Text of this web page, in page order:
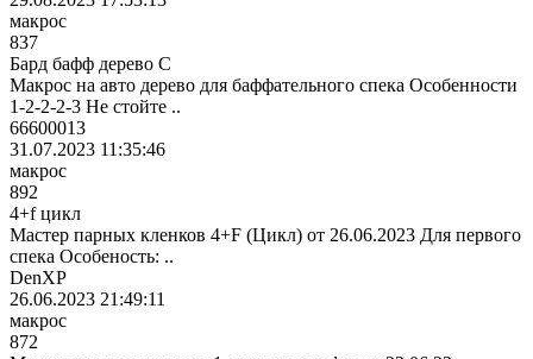
макрос
837
Бард бафф дерево С
Макрос на авто дерево для баффательного спека Особенности
1-2-2-2-3 Не стойте ..
66600013
31.07.2023 11:35:46
макрос
892
4+f цикл
Мастер парных кленков 4+F (Цикл) от 26.06.2023 Для первого
спека Особеность: ..
DenXP
26.06.2023 21:49:11
макрос
872